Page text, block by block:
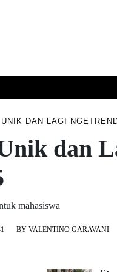
DAN LAGI
dan
mahasiswa
BY VALENTINO GARAVANI